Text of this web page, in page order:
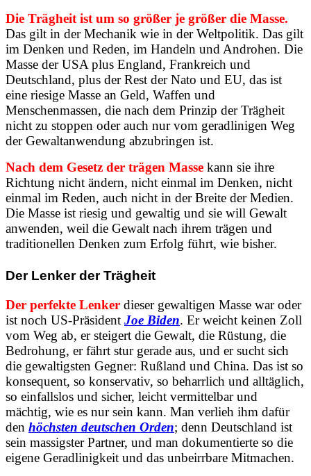
Die Trägheit ist um so größer je größer die Masse.
Das gilt in der Mechanik wie in der Weltpolitik. Das gilt
im Denken und Reden, im Handeln und Androhen. Die
Masse der USA plus England, Frankreich und
Deutschland, plus der Rest der Nato und EU, das ist
eine riesige Masse an Geld, Waffen und
Menschenmassen, die nach dem Prinzip der Trägheit
nicht zu stoppen oder auch nur vom geradlinigen Weg
der Gewaltanwendung abzubringen ist.
Nach dem Gesetz der trägen Masse kann sie ihre
Richtung nicht ändern, nicht einmal im Denken, nicht
einmal im Reden, auch nicht in der Breite der Medien.
Die Masse ist riesig und gewaltig und sie will Gewalt
anwenden, weil die Gewalt nach ihrem trägen und
traditionellen Denken zum Erfolg führt, wie bisher.
Der Lenker der Trägheit
Der perfekte Lenker dieser gewaltigen Masse war oder
ist noch US-Präsident Joe Biden. Er weicht keinen Zoll
vom Weg ab, er steigert die Gewalt, die Rüstung, die
Bedrohung, er fährt stur gerade aus, und er sucht sich
die gewaltigsten Gegner: Rußland und China. Das ist so
konsequent, so konservativ, so beharrlich und alltäglich,
so einfallslos und sicher, leicht vermittelbar und
mächtig, wie es nur sein kann. Man verlieh ihm dafür
den höchsten deutschen Orden; denn Deutschland ist
sein massigster Partner, und man dokumentierte so die
eigene Geradlinigkeit und das unbeirrbare Mitmachen.